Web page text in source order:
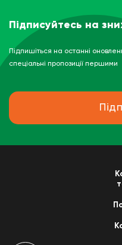
Підписуйтесь на
Підпишіться на останні
спеціальні пропозиції першими